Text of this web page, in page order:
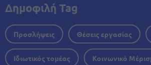
Δημοφιλή Tag
Προσλήψεις Θέσεις εργασίας
Ιδιωτικός τομέας Κοινωνικό